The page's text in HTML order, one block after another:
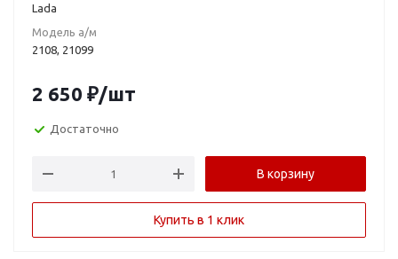
Lada
Модель а/м
2108, 21099
2 650 ₽/шт
Достаточно
В корзину
Купить в 1 клик